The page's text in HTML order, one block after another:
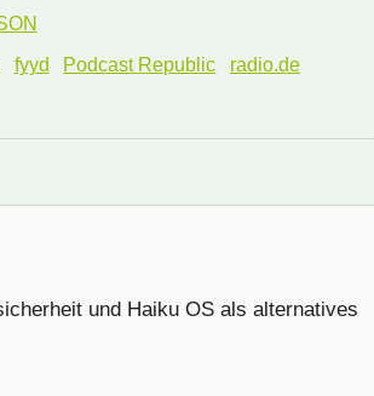
fyyd Podcast Republic
radio.de
und Haiku OS als alternatives